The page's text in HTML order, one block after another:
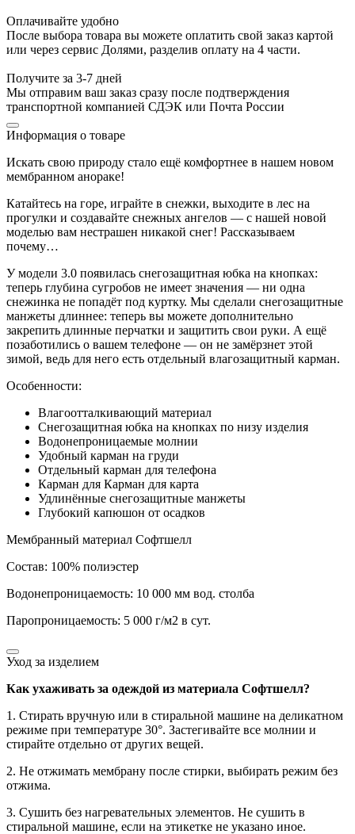
Оплачивайте удобно
После выбора товара вы можете оплатить свой заказ картой
или через сервис Долями, разделив оплату на 4 части.
Получите за 3-7 дней
Мы отправим ваш заказ сразу после подтверждения
транспортной компанией СДЭК или Почта России
Информация о товаре
Искать свою природу стало ещё комфортнее в нашем новом
мембранном анораке!
Катайтесь на горе, играйте в снежки, выходите в лес на
прогулки и создавайте снежных ангелов — с нашей новой
моделью вам нестрашен никакой снег! Рассказываем
почему…
У модели 3.0 появилась снегозащитная юбка на кнопках:
теперь глубина сугробов не имеет значения — ни одна
снежинка не попадёт под куртку. Мы сделали снегозащитные
манжеты длиннее: теперь вы можете дополнительно
закрепить длинные перчатки и защитить свои руки. А ещё
позаботились о вашем телефоне — он не замёрзнет этой
зимой, ведь для него есть отдельный влагозащитный карман.
Особенности:
Влагоотталкивающий материал
Снегозащитная юбка на кнопках по низу изделия
Водонепроницаемые молнии
Удобный карман на груди
Отдельный карман для телефона
Карман для Карман для карта
Удлинённые снегозащитные манжеты
Глубокий капюшон от осадков
Мембранный материал Софтшелл
Состав: 100% полиэстер
Водонепроницаемость: 10 000 мм вод. столба
Паропроницаемость: 5 000 г/м2 в сут.
Уход за изделием
Как ухаживать за одеждой из материала Софтшелл?
1. Стирать вручную или в стиральной машине на деликатном
режиме при температуре 30°. Застегивайте все молнии и
стирайте отдельно от других вещей.
2. Не отжимать мембрану после стирки, выбирать режим без
отжима.
3. Сушить без нагревательных элементов. Не сушить в
стиральной машине, если на этикетке не указано иное.